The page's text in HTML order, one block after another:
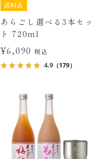
送料込
あらごし選べる3本セッ
ト 720ml
¥6,090 税込
4.9 （179）